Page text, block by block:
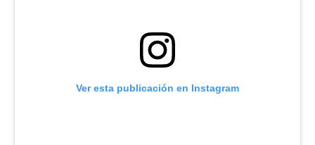
Ver esta publicación en Instagram